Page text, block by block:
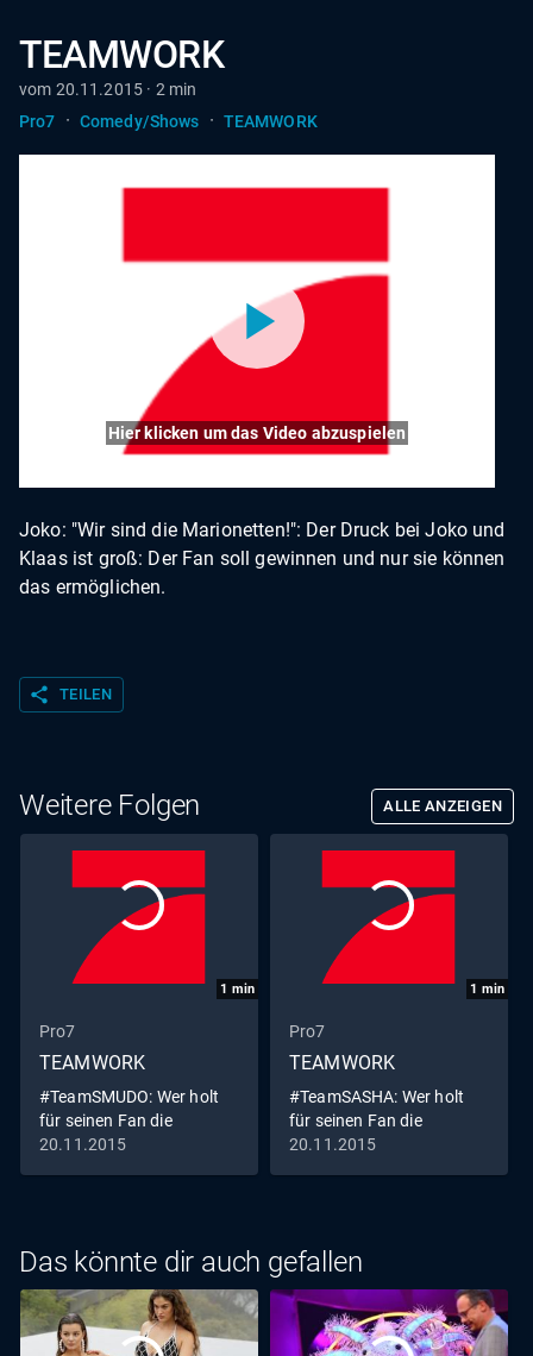
TEAMWORK
vom 20.11.2015 · 2 min
Pro7
· Comedy/Shows · TEAMWORK
Hier klicken um das Video abzuspielen
Joko: "Wir sind die Marionetten!": Der Druck bei Joko und
Klaas ist groß: Der Fan soll gewinnen und nur sie können
das ermöglichen.
share TEILEN
Weitere Folgen ALLE ANZEIGEN
1 min
Pro7
TEAMWORK
#TeamSMUDO: Wer holt
für seinen Fan die
100.000??
20.11.2015
1 min
Pro7
TEAMWORK
#TeamSASHA: Wer holt
für seinen Fan die
100.000??
20.11.2015
Das könnte dir auch gefallen